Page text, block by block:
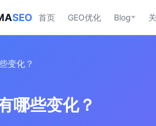
SEO 首页 GEO优化 Blog
变化？
哪些变化？